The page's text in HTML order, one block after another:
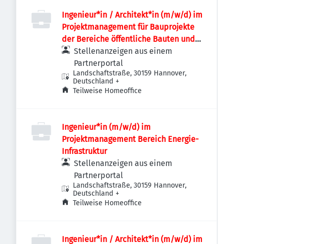
Ingenieur*in / Architekt*in (m/w/d) im
Projektmanagement für Bauprojekte
der Bereiche öffentliche Bauten und
Industriebauten / Infrastruktur
Stellenanzeigen aus einem
Partnerportal
Landschaftstraße, 30159 Hannover,
Deutschland +
Teilweise Homeoffice
Ingenieur*in (m/w/d) im
Projektmanagement Bereich Energie-
Infrastruktur
Stellenanzeigen aus einem
Partnerportal
Landschaftstraße, 30159 Hannover,
Deutschland +
Teilweise Homeoffice
Ingenieur*in / Architekt*in (m/w/d) im